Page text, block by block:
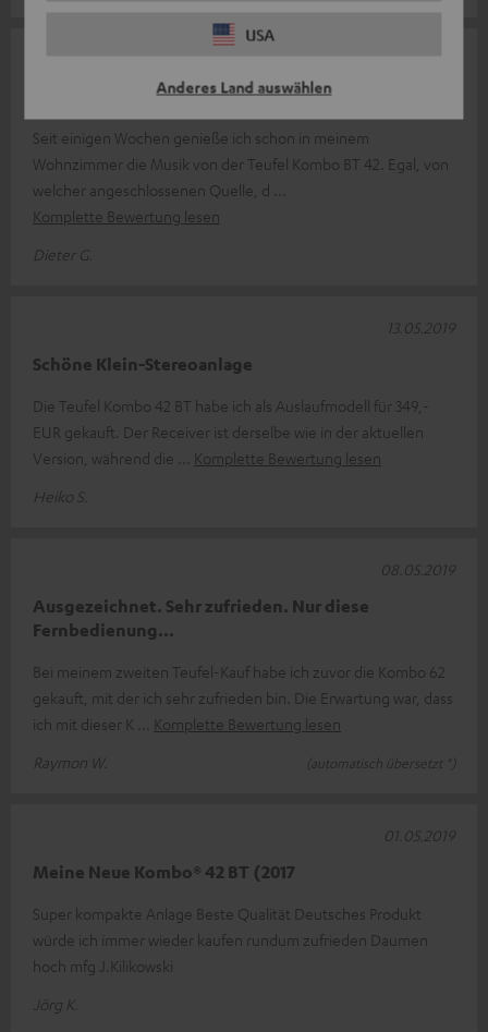
USA
Anderes Land auswählen
Tolle Anlage für wenig Geld
Seit einigen Wochen genieße ich schon in meinem
Wohnzimmer die Musik von der Teufel Kombo BT 42. Egal, von
welcher angeschlossenen Quelle, d
Komplette Bewertung lesen
Dieter G.
Schöne Klein-Stereoanlage
Die Teufel Kombo 42 BT habe ich als Auslaufmodell für 349,-
EUR gekauft. Der Receiver ist derselbe wie in der aktuellen
Version, während die
Komplette Bewertung lesen
Heiko S.
13.05.2019
Ausgezeichnet. Sehr zufrieden. Nur diese
Fernbedienung...
Bei meinem zweiten Teufel-Kauf habe ich zuvor die Kombo 62
gekauft, mit der ich sehr zufrieden bin. Die Erwartung war, dass
ich mit dieser K
Komplette Bewertung lesen
Raymon W.
(automatisch übersetzt *)
08.05.2019
Meine Neue Kombo® 42 BT (2017
Super kompakte Anlage Beste Qualität Deutsches Produkt
würde ich immer wieder kaufen rundum zufrieden Daumen
hoch mfg J.Kilikowski
Jörg K.
01.05.2019